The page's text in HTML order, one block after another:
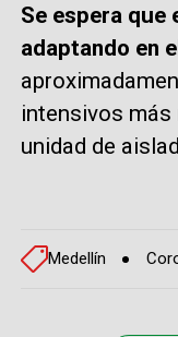
Se espera que
adaptando en
intensivos más
unidad de
Medellín